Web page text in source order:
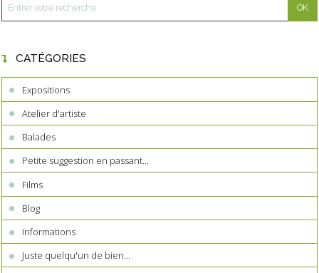
CATÉGORIES
Expositions
Atelier d'artiste
Balades
Petite suggestion en passant...
Films
Blog
Informations
Juste quelqu'un de bien...